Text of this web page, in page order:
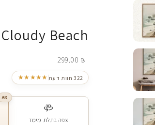
Cloudy Beach
299.00 ₪
★★★★★ 322 חוות דעת
צפה בתלת מימד
AR